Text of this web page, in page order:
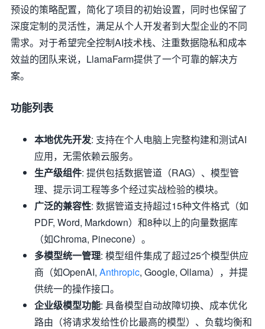
预设的策略配置，简化了项目的初始设置，同时也保留了
深度定制的灵活性，满足从个人开发者到大型企业的不同
需求。对于希望完全控制AI技术栈、注重数据隐私和成本
效益的团队来说，LlamaFarm提供了一个可靠的解决方
案。
功能列表
本地优先开发: 支持在个人电脑上完整构建和测试AI
应用，无需依赖云服务。
生产级组件: 提供包括数据管道（RAG）、模型管
理、提示词工程等多个经过实战检验的模块。
广泛的兼容性: 数据管道支持超过15种文件格式（如
PDF, Word, Markdown）和8种以上的向量数据库
（如Chroma, Pinecone）。
多模型统一管理: 模型组件集成了超过25个模型供应
商（如OpenAI, Anthropic, Google, Ollama），并提
供统一的操作接口。
企业级模型功能: 具备模型自动故障切换、成本优化
路由（将请求发给性价比最高的模型）、负载均衡和